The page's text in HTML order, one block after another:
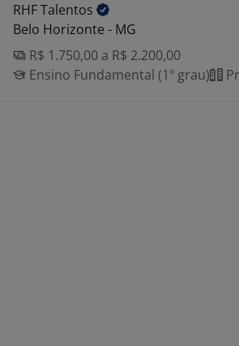
RHFTalentos
Belo Horizonte - MG
R$ 1.750,00 a R$ 2.200,00
Ensino Fundamental (1º grau)